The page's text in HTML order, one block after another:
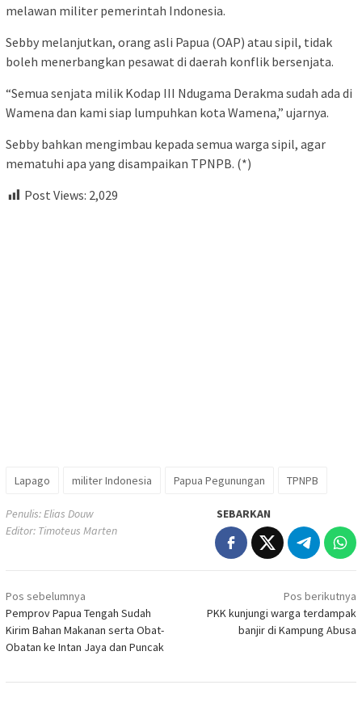
melawan militer pemerintah Indonesia.
Sebby melanjutkan, orang asli Papua (OAP) atau sipil, tidak
boleh menerbangkan pesawat di daerah konflik bersenjata.
“Semua senjata milik Kodap III Ndugama Derakma sudah ada di
Wamena dan kami siap lumpuhkan kota Wamena,” ujarnya.
Sebby bahkan mengimbau kepada semua warga sipil, agar
mematuhi apa yang disampaikan TPNPB. (*)
Post Views: 2,029
Lapago militer Indonesia Papua Pegunungan TPNPB
Penulis: Elias Douw
Editor: Timoteus Marten
SEBARKAN
Navigasi
pos
Pos sebelumnya
Pemprov Papua Tengah Sudah
Kirim Bahan Makanan serta Obat-
Obatan ke Intan Jaya dan Puncak
Pos berikutnya
PKK kunjungi warga terdampak
banjir di Kampung Abusa